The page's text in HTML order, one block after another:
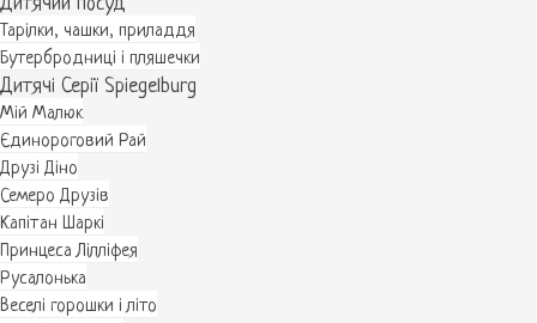
Тарілки, чашки, приладдя
Бутербродниці і пляшечки
Дитячі Серії Spiegelburg
Мій Малюк
Єдинороговий Рай
Друзі Діно
Семеро Друзів
Капітан Шаркі
Принцеса Лілліфея
Русалонька
Веселі горошки і літо